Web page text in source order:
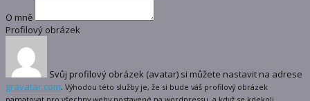
O mně
Profilový obrázek
Svůj profilový obrázek (avatar) si můžete nastavit na adrese
gravatar.com. Výhodou této služby je, že si bude váš profilový obrázek